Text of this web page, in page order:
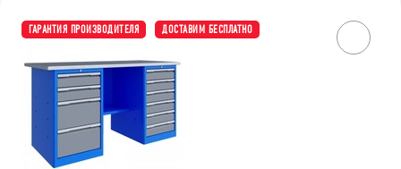
ГАРАНТИЯ ПРОИЗВОДИТЕЛЯ ДОСТАВИМ БЕСПЛАТНО